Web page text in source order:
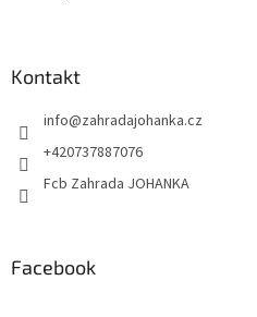
Kontakt
info@zahradajohanka.cz
+420737887076
Fcb Zahrada JOHANKA
Facebook